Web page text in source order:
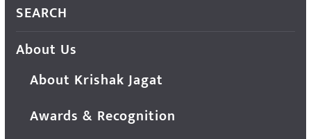
SEARCH
About Us
About Krishak Jagat
Awards & Recognition